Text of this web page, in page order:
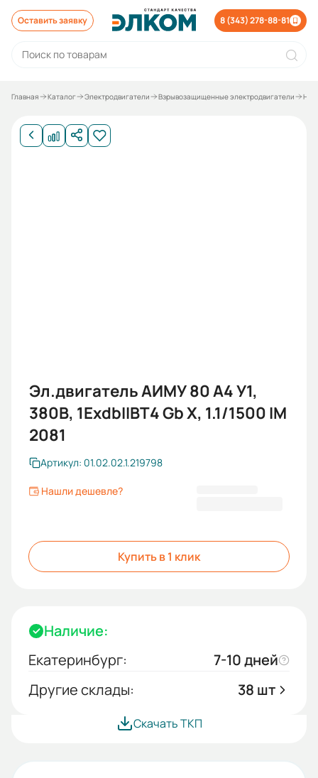
Оставить заявку 8 (343) 278-88-81
Главная Каталог Электродвигатели Взрывозащищенные электродвигатели
Эл.двигатель АИМУ 80 А4 У1,
380В, 1ExdbIIBT4 Gb X, 1.1/1500 IM
2081
Артикул: 01.02.02.1.219798
Нашли дешевле?
Купить в 1 клик
Наличие:
Екатеринбург:
7-10 дней
Другие склады:
38 шт
Скачать ТКП